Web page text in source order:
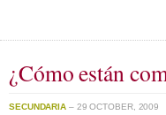
¿Cómo están
SECUNDARIA – 29 OCTOBER, 2009